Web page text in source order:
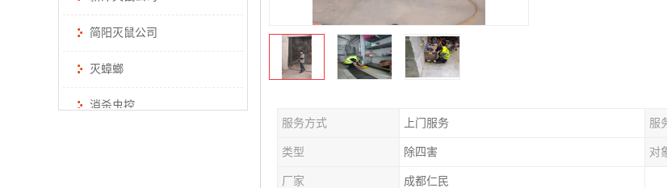
简阳灭鼠公司
灭蟑螂
消杀虫控
服务方式 上门服务 服
类型 除四害 对
厂家 成都仁民